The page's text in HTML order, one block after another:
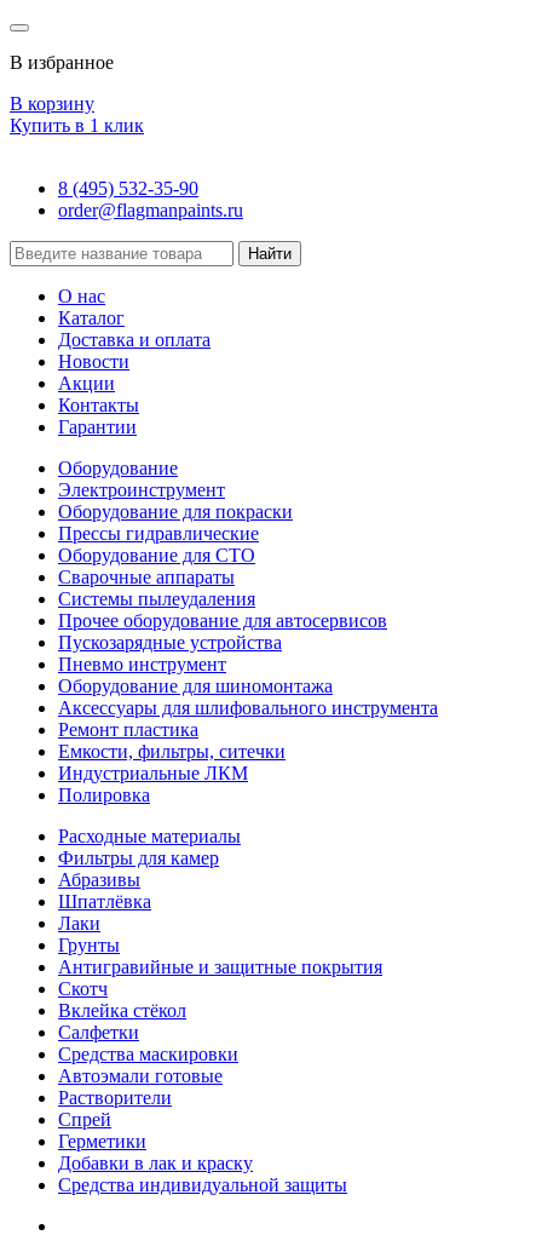
В избранное
В корзину
Купить в 1 клик
8 (495) 532-35-90
order@flagmanpaints.ru
Найти
О нас
Каталог
Доставка и оплата
Новости
Акции
Контакты
Гарантии
Оборудование
Электроинструмент
Оборудование для покраски
Прессы гидравлические
Оборудование для СТО
Сварочные аппараты
Системы пылеудаления
Прочее оборудование для автосервисов
Пускозарядные устройства
Пневмо инструмент
Оборудование для шиномонтажа
Аксессуары для шлифовального инструмента
Ремонт пластика
Емкости, фильтры, ситечки
Индустриальные ЛКМ
Полировка
Расходные материалы
Фильтры для камер
Абразивы
Шпатлёвка
Лаки
Грунты
Антигравийные и защитные покрытия
Скотч
Вклейка стёкол
Салфетки
Средства маскировки
Автоэмали готовые
Растворители
Спрей
Герметики
Добавки в лак и краску
Средства индивидуальной защиты